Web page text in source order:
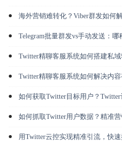
海外营销难转化？Viber群发如何
Telegram批量群发vs手动发送：
Twitter精聊客服系统如何搭建私域
Twitter精聊客服系统如何解决内
如何获取Twitter目标用户？
如何抓取Twitter用户数据？精准
用Twitter云控实现精准引流，快